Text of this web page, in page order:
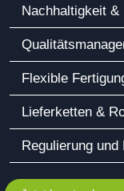
Nachhaltigkeit &
Flexible
Lieferketten &
Regulierung und